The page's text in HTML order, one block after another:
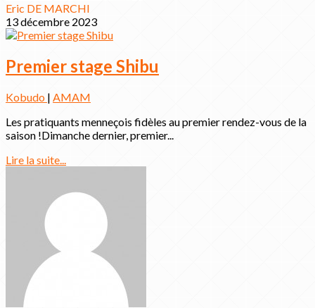
Eric DE MARCHI
13 décembre 2023
Premier stage Shibu
Kobudo | AMAM
Les pratiquants menneçois fidèles au premier rendez-vous de la
saison !Dimanche dernier, premier...
Lire la suite...